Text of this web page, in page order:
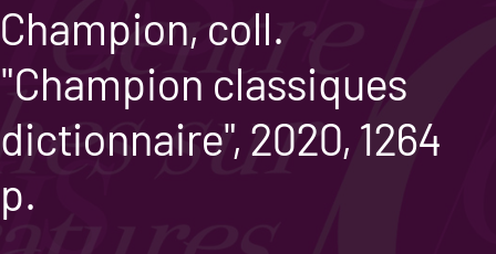
Champion, coll.
"Champion classiques
dictionnaire", 2020, 1264
p.